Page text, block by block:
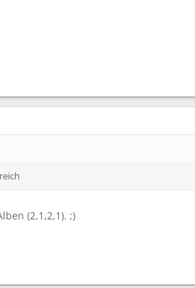
(2,1,2,1). ;)